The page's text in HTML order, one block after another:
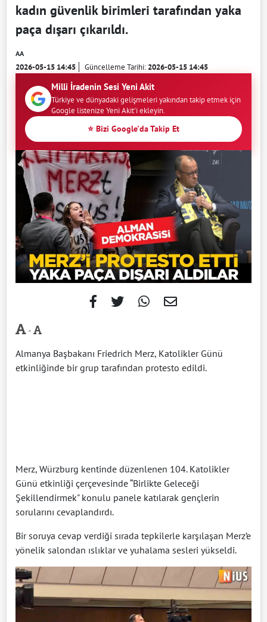
kadın güvenlik birimleri tarafından yaka
paça dışarı çıkarıldı.
AA
2026-05-15 14:45 Güncelleme Tarihi:2026-05-15 14:45
Milli İradenin Sesi Yeni Akit
Türkiye ve dünyadaki gelişmeleri yakından takip etmek için
Google listenize Yeni Akit'i ekleyin.
⭐ Bizi Google'da Takip Et
-
Almanya Başbakanı Friedrich Merz, Katolikler Günü
etkinliğinde bir grup tarafından protesto edildi.
Merz, Würzburg kentinde düzenlenen 104. Katolikler
Günü etkinliği çerçevesinde “Birlikte Geleceği
Şekillendirmek" konulu panele katılarak gençlerin
sorularını cevaplandırdı.
Bir soruya cevap verdiği sırada tepkilerle karşılaşan Merz’e
yönelik salondan ıslıklar ve yuhalama sesleri yükseldi.